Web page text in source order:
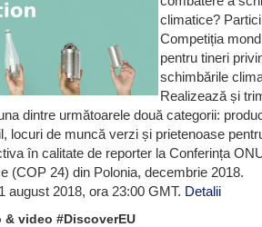
climatice?
Competiția
pentru tineri
schimbările
Realizează și
dintre următoarele două categorii:
locuri de muncă verzi și prietenoase
în calitate de reporter la Conferința
(COP 24) din Polonia, decembrie 2018.
august 2018, ora 23:00 GMT. Detalii
video #DiscoverEU